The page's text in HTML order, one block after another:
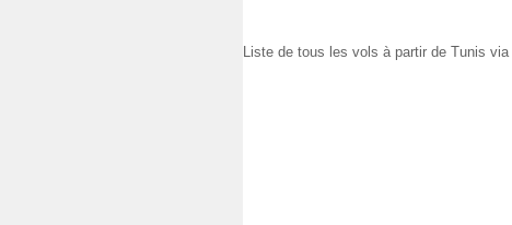
Liste de tous les vols à partir de Tunis